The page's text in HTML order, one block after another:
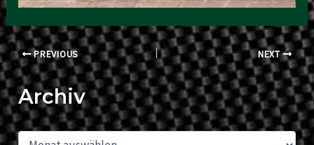
Post
navigation
PREVIOUS NEXT
Archiv
A